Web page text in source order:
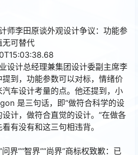
师李田原谈外观设计争议：功能参
无可替代
设计总经理兼集团设计委副主席李
到，功能参数可以对标，情绪价
车设计考量的点。他还提到，小
是三句话，即“做符合科学的设
计，做符合直觉的设计。”在做各
有没有和这三句相违背。
界”“智界”“尚界”商标权致歉：已